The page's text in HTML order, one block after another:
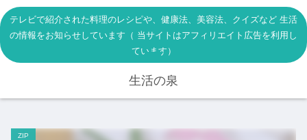
テレビで紹介された料理のレシピや、健康法、美容法、クイズなど 生活
の情報をお知らせしています（ 当サイトはアフィリエイト広告を利用し
ています）
生活の泉
ZIP